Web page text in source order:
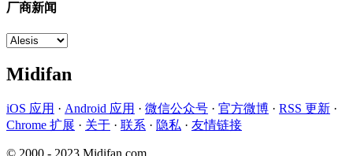
厂商新闻
Midifan
iOS 应用 · Android 应用 · 微信公众号 · 官方微博 · RSS 更新 ·
Chrome 扩展 · 关于 · 联系 · 隐私 · 友情链接